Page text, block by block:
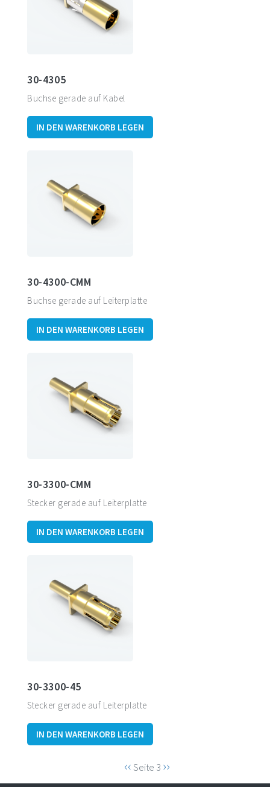
30-4305
Buchse gerade auf Kabel
IN DEN WARENKORB LEGEN
30-4300-CMM
Buchse gerade auf Leiterplatte
IN DEN WARENKORB LEGEN
30-3300-CMM
Stecker gerade auf Leiterplatte
IN DEN WARENKORB LEGEN
30-3300-45
Stecker gerade auf Leiterplatte
IN DEN WARENKORB LEGEN
Vorherige
Seite
‹‹ Seite 3 Nächste
Seite
››